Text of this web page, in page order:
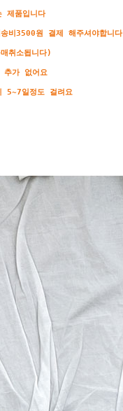
제품입니다
비3500원 결제 해주셔야합니다
취소됩니다)
추가 없어요
5~7일정도 걸려요